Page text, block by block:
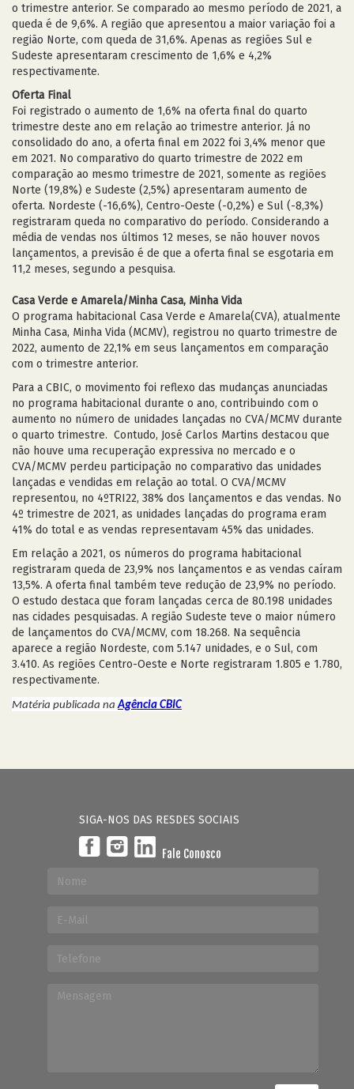
o trimestre anterior. Se comparado ao mesmo período de 2021, a
queda é de 9,6%. A região que apresentou a maior variação foi a
região Norte, com queda de 31,6%. Apenas as regiões Sul e
Sudeste apresentaram crescimento de 1,6% e 4,2%
respectivamente.
Oferta Final
Foi registrado o aumento de 1,6% na oferta final do quarto
trimestre deste ano em relação ao trimestre anterior. Já no
consolidado do ano, a oferta final em 2022 foi 3,4% menor que
em 2021. No comparativo do quarto trimestre de 2022 em
comparação ao mesmo trimestre de 2021, somente as regiões
Norte (19,8%) e Sudeste (2,5%) apresentaram aumento de
oferta. Nordeste (-16,6%), Centro-Oeste (-0,2%) e Sul (-8,3%)
registraram queda no comparativo do período. Considerando a
média de vendas nos últimos 12 meses, se não houver novos
lançamentos, a previsão é de que a oferta final se esgotaria em
11,2 meses, segundo a pesquisa.
Casa Verde e Amarela/Minha Casa, Minha Vida
O programa habitacional Casa Verde e Amarela(CVA), atualmente
Minha Casa, Minha Vida (MCMV), registrou no quarto trimestre de
2022, aumento de 22,1% em seus lançamentos em comparação
com o trimestre anterior.
Para a CBIC, o movimento foi reflexo das mudanças anunciadas
no programa habitacional durante o ano, contribuindo com o
aumento no número de unidades lançadas no CVA/MCMV durante
o quarto trimestre. Contudo, José Carlos Martins destacou que
não houve uma recuperação expressiva no mercado e o
CVA/MCMV perdeu participação no comparativo das unidades
lançadas e vendidas em relação ao total. O CVA/MCMV
representou, no 4ºTRI22, 38% dos lançamentos e das vendas. No
4º trimestre de 2021, as unidades lançadas do programa eram
41% do total e as vendas representavam 45% das unidades.
Em relação a 2021, os números do programa habitacional
registraram queda de 23,9% nos lançamentos e as vendas caíram
13,5%. A oferta final também teve redução de 23,9% no período.
O estudo destaca que foram lançadas cerca de 80.198 unidades
nas cidades pesquisadas. A região Sudeste teve o maior número
de lançamentos do CVA/MCMV, com 18.268. Na sequência
aparece a região Nordeste, com 5.147 unidades, e o Sul, com
3.410. As regiões Centro-Oeste e Norte registraram 1.805 e 1.780,
respectivamente.
Matéria publicada naAgência CBIC
SIGA-NOS DAS RESDES SOCIAIS
Fale Conosco